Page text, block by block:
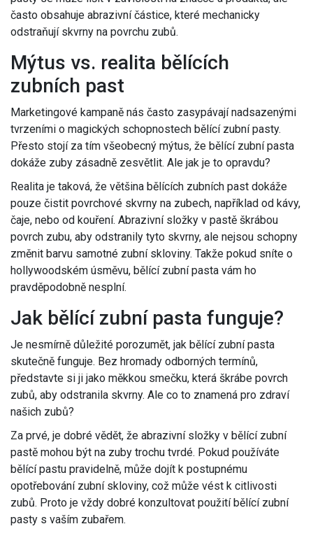
často obsahuje abrazivní částice, které mechanicky
odstraňují skvrny na povrchu zubů.
Mýtus vs. realita bělících
zubních past
Marketingové kampaně nás často zasypávají nadsazenými
tvrzeními o magických schopnostech bělící zubní pasty.
Přesto stojí za tím všeobecný mýtus, že bělící zubní pasta
dokáže zuby zásadně zesvětlit. Ale jak je to opravdu?
Realita je taková, že většina bělících zubních past dokáže
pouze čistit povrchové skvrny na zubech, například od kávy,
čaje, nebo od kouření. Abrazivní složky v pastě škrábou
povrch zubu, aby odstranily tyto skvrny, ale nejsou schopny
změnit barvu samotné zubní skloviny. Takže pokud sníte o
hollywoodském úsměvu, bělící zubní pasta vám ho
pravděpodobně nesplní.
Jak bělící zubní pasta funguje?
Je nesmírně důležité porozumět, jak bělící zubní pasta
skutečně funguje. Bez hromady odborných termínů,
představte si ji jako měkkou smečku, která škrábe povrch
zubů, aby odstranila skvrny. Ale co to znamená pro zdraví
našich zubů?
Za prvé, je dobré vědět, že abrazivní složky v bělící zubní
pastě mohou být na zuby trochu tvrdé. Pokud používáte
bělící pastu pravidelně, může dojít k postupnému
opotřebování zubní skloviny, což může vést k citlivosti
zubů. Proto je vždy dobré konzultovat použití bělící zubní
pasty s vaším zubařem.